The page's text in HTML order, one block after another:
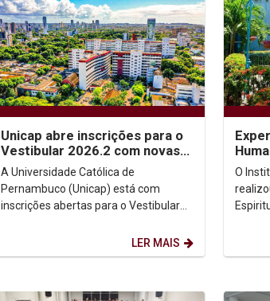
Unicap abre inscrições para o
Vestibular 2026.2 com novas
modalidades de ingresso
A Universidade Católica de
Pernambuco (Unicap) está com
inscrições abertas para o Vestibular
LER MAIS
O